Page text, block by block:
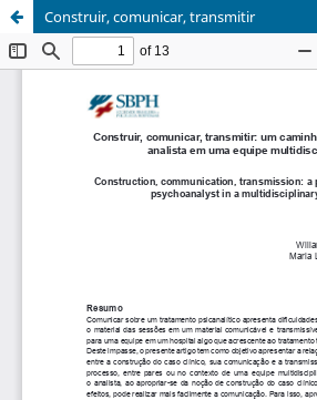
Construir, comunicar, transmitir